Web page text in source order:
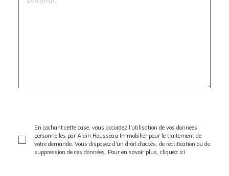
En cochant cette case, vous accordez l'utilisation de vos données
personnelles par Alain Rousseau Immobilier pour le traitement de
votre demande. Vous disposez d'un droit d'accès, de rectification ou de
suppression de ces données. Pour en savoir plus, cliquez ici